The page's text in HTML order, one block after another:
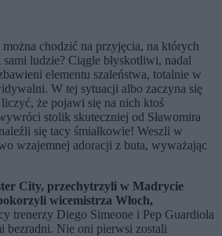
chodzić na przyjęcia, na których
sami ludzie? Ciągle błyskotliwi, nadal
elementu szaleństwa, totalnie w
W tej sytuacji albo zaczyna się
że pojawi się na nich ktoś
stolik skuteczniej od Sławomira
się tacy śmiałkowie! Weszli w
wzajemnej adoracji z buta, wyważając
City, przechytrzyli w Madrycie
wicemistrza Włoch,
trenerzy Diego Simeone i Pep Guardiola
Nie oni pierwsi zostali